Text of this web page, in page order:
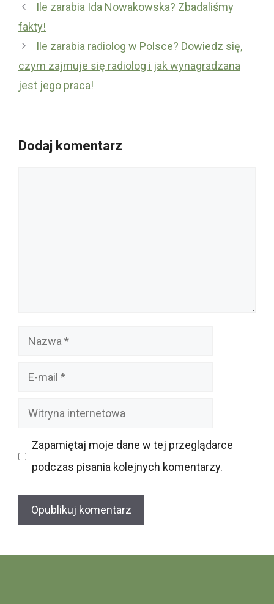
Ile zarabia Ida Nowakowska? Zbadaliśmy
fakty!
Ile zarabia radiolog w Polsce? Dowiedz się,
czym zajmuje się radiolog i jak wynagradzana
jest jego praca!
Dodaj komentarz
Nazwa
Witryna
Zapamiętaj moje dane w tej przeglądarce
podczas pisania kolejnych komentarzy.